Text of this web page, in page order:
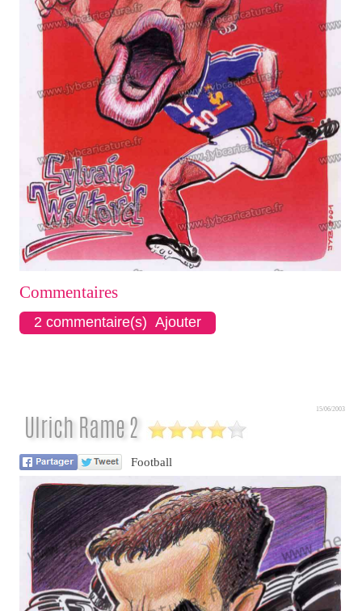
Commentaires
2 commentaire(s) Ajouter
Ulrich Rame 2
15/06/2003
Football